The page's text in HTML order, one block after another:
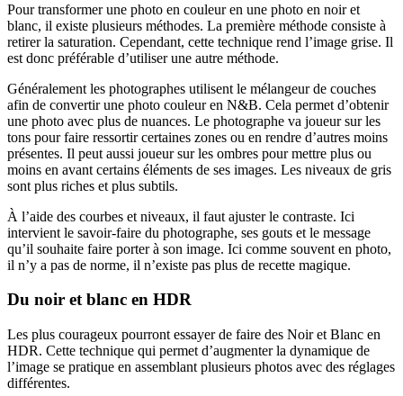
Pour transformer une photo en couleur en une photo en noir et
blanc, il existe plusieurs méthodes. La première méthode consiste à
retirer la saturation. Cependant, cette technique rend l’image grise. Il
est donc préférable d’utiliser une autre méthode.
Généralement les photographes utilisent le mélangeur de couches
afin de convertir une photo couleur en N&B. Cela permet d’obtenir
une photo avec plus de nuances. Le photographe va joueur sur les
tons pour faire ressortir certaines zones ou en rendre d’autres moins
présentes. Il peut aussi joueur sur les ombres pour mettre plus ou
moins en avant certains éléments de ses images. Les niveaux de gris
sont plus riches et plus subtils.
À l’aide des courbes et niveaux, il faut ajuster le contraste. Ici
intervient le savoir-faire du photographe, ses gouts et le message
qu’il souhaite faire porter à son image. Ici comme souvent en photo,
il n’y a pas de norme, il n’existe pas plus de recette magique.
Du noir et blanc en HDR
Les plus courageux pourront essayer de faire des Noir et Blanc en
HDR. Cette technique qui permet d’augmenter la dynamique de
l’image se pratique en assemblant plusieurs photos avec des réglages
différentes.